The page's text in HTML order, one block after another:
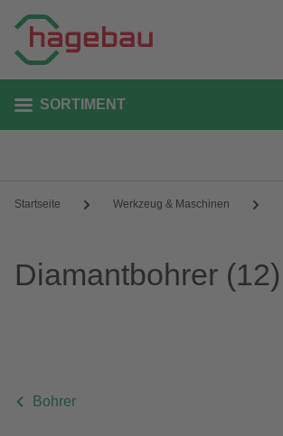
SORTIMENT
Startseite Werkzeug & Maschinen
Diamantbohrer (12)
Bohrer